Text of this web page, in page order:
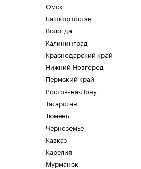
Омск
Башкортостан
Вологда
Калининград
Краснодарский край
Нижний Новгород
Пермский край
Ростов-на-Дону
Татарстан
Тюмень
Черноземье
Кавказ
Карелия
Мурманск